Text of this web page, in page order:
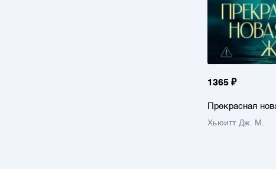
1365 ₽
Прекрасная
Хьюитт Дж. М.